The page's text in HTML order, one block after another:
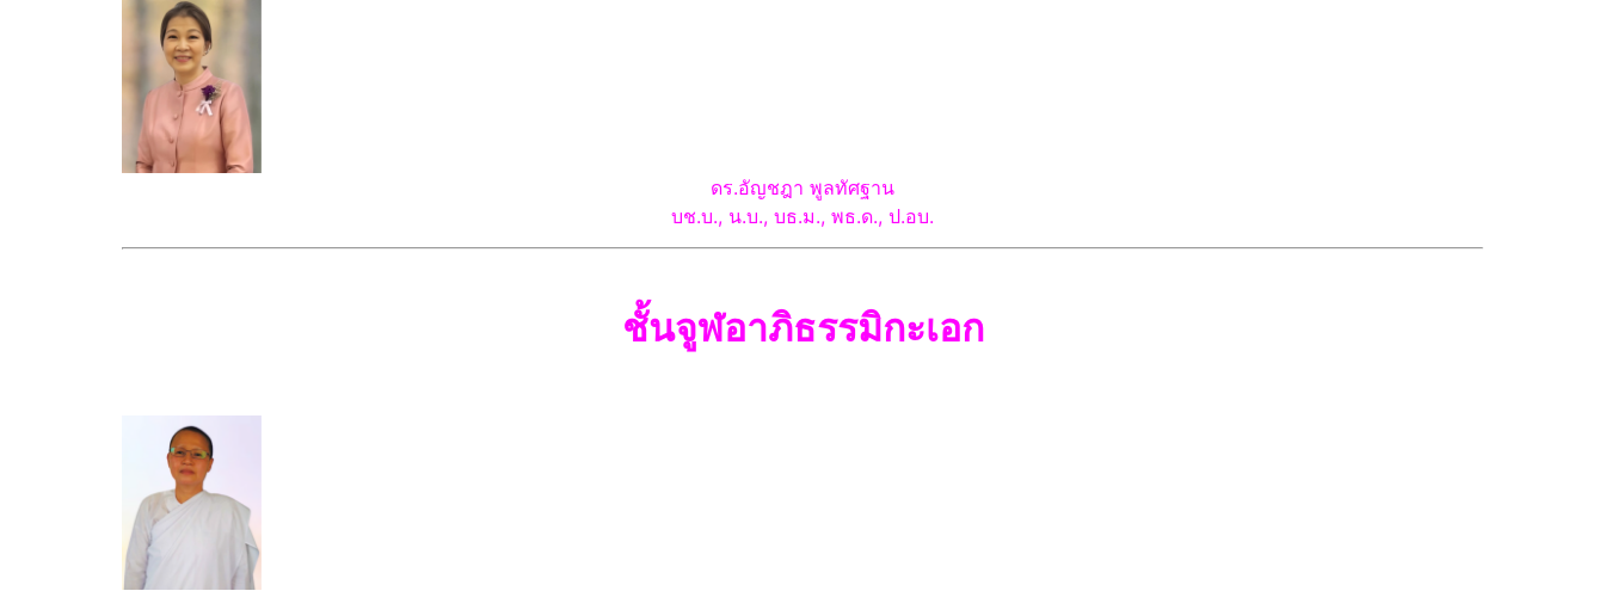
ดร.อัญชฎา พูลทัศฐาน
บช.บ., น.บ., บธ.ม., พธ.ด., ป.อบ.
ชั้นจูฬอาภิธรรมิกะเอก